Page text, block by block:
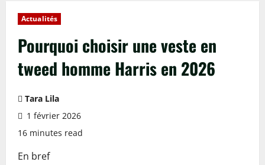
Actualités
Pourquoi choisir une veste en
tweed homme Harris en 2026
Tara Lila
1 février 2026
16 minutes read
En bref